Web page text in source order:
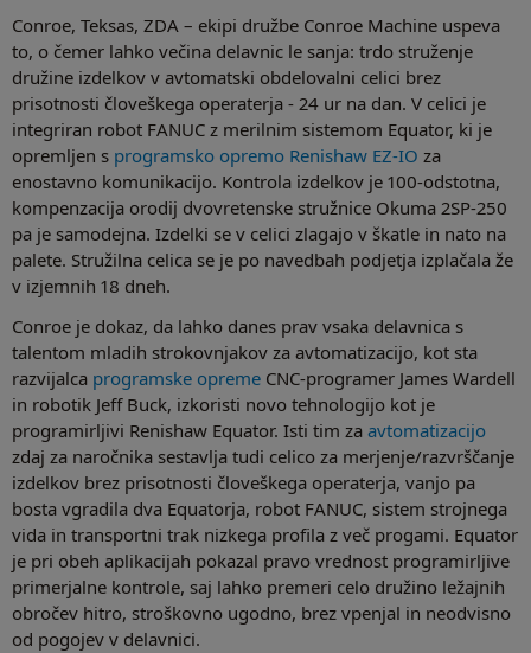
Conroe, Teksas, ZDA – ekipi družbe Conroe Machine uspeva
to, o čemer lahko večina delavnic le sanja: trdo struženje
družine izdelkov v avtomatski obdelovalni celici brez
prisotnosti človeškega operaterja - 24 ur na dan. V celici je
integriran robot FANUC z merilnim sistemom Equator, ki je
opremljen s programsko opremo Renishaw EZ-IO za
enostavno komunikacijo. Kontrola izdelkov je 100-odstotna,
kompenzacija orodij dvovretenske stružnice Okuma 2SP-250
pa je samodejna. Izdelki se v celici zlagajo v škatle in nato na
palete. Stružilna celica se je po navedbah podjetja izplačala že
v izjemnih 18 dneh.
Conroe je dokaz, da lahko danes prav vsaka delavnica s
talentom mladih strokovnjakov za avtomatizacijo, kot sta
razvijalca programske opreme CNC-programer James Wardell
in robotik Jeff Buck, izkoristi novo tehnologijo kot je
programirljivi Renishaw Equator. Isti tim za avtomatizacijo
zdaj za naročnika sestavlja tudi celico za merjenje/razvrščanje
izdelkov brez prisotnosti človeškega operaterja, vanjo pa
bosta vgradila dva Equatorja, robot FANUC, sistem strojnega
vida in transportni trak nizkega profila z več progami. Equator
je pri obeh aplikacijah pokazal pravo vrednost programirljive
primerjalne kontrole, saj lahko premeri celo družino ležajnih
obročev hitro, stroškovno ugodno, brez vpenjal in neodvisno
od pogojev v delavnici.